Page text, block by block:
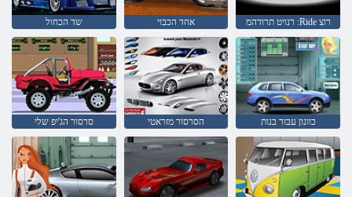
שד הכחול אחד הכבוי רנויט תרודהמ :Ride רוצ
סרסור הג'יפ שלי הסרסור מזראטי כוונון עבור בנות